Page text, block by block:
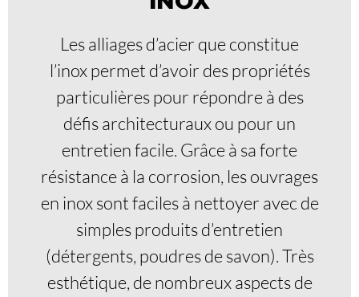
Les alliages d’acier que constitue
l’inox permet d’avoir des propriétés
particulières pour répondre à des
défis architecturaux ou pour un
entretien facile. Grâce à sa forte
résistance à la corrosion, les ouvrages
en inox sont faciles à nettoyer avec de
simples produits d’entretien
(détergents, poudres de savon). Très
esthétique, de nombreux aspects de